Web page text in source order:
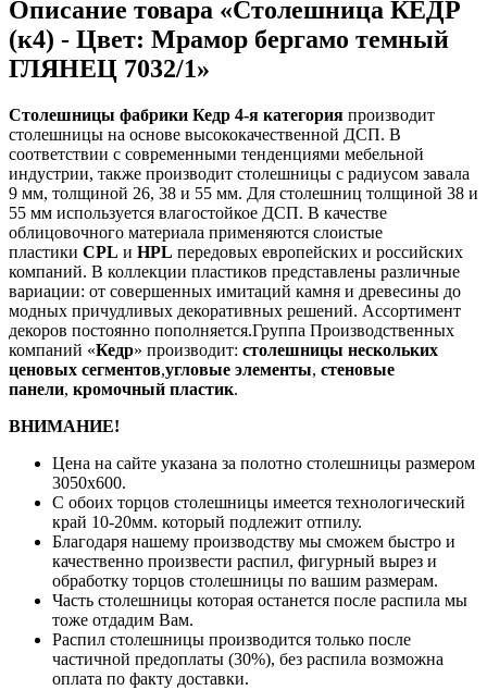
Описание товара «Столешница КЕДР
(к4) - Цвет: Мрамор бергамо темный
ГЛЯНЕЦ 7032/1»
Столешницы фабрики Кедр 4-я категория производит
столешницы на основе высококачественной ДСП. В
соответствии с современными тенденциями мебельной
индустрии, также производит столешницы с радиусом завала
9 мм, толщиной 26, 38 и 55 мм. Для столешниц толщиной 38 и
55 мм используется влагостойкое ДСП. В качестве
облицовочного материала применяются слоистые
пластики CPL и HPL передовых европейских и российских
компаний. В коллекции пластиков представлены различные
вариации: от совершенных имитаций камня и древесины до
модных причудливых декоративных решений. Ассортимент
декоров постоянно пополняется.Группа Производственных
компаний «Кедр» производит: столешницы нескольких
ценовых сегментов,угловые элементы, стеновые
панели, кромочный пластик.
ВНИМАНИЕ!
Цена на сайте указана за полотно столешницы размером
3050х600.
С обоих торцов столешницы имеется технологический
край 10-20мм. который подлежит отпилу.
Благодаря нашему производству мы сможем быстро и
качественно произвести распил, фигурный вырез и
обработку торцов столешницы по вашим размерам.
Часть столешницы которая останется после распила мы
тоже отдадим Вам.
Распил столешницы производится только после
частичной предоплаты (30%), без распила возможна
оплата по факту доставки.